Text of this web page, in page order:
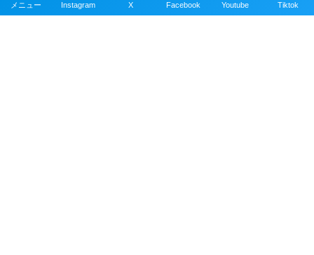
メニュー Instagram X Facebook Youtube Tiktok